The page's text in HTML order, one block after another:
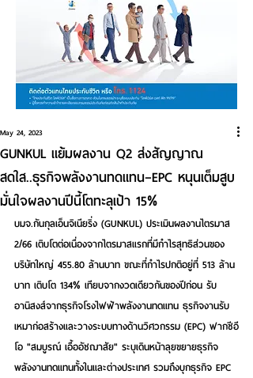
GUNKUL แย้มผลงาน Q2 ส่งสัญญาณ
สดใส..ธุรกิจพลังงานทดแทน–EPC หนุนเต็มสูบ
มั่นใจผลงานปีนี้โตทะลุเป้า 15%
May 24, 2023
บมจ.กันกุลเอ็นจิเนียริ่ง (GUNKUL) ประเมินผลงานไตรมาส
2/66 เติบโตต่อเนื่องจากไตรมาสแรกที่มีกำไรสุทธิส่วนของ
บริษัทใหญ่ 455.80 ล้านบาท ขณะที่กำไรปกติอยู่ที่ 513 ล้าน
บาท เติบโต 134% เทียบจากงวดเดียวกันของปีก่อน รับ
อานิสงส์จากธุรกิจโรงไฟฟ้าพลังงานทดแทน ธุรกิจงานรับ
เหมาก่อสร้างและวางระบบทางด้านวิศวกรรม (EPC) ฟากซีอี
โอ "สมบูรณ์ เอื้ออัชฌาสัย" ระบุเดินหน้าลุยขยายธุรกิจ
พลังงานทดแทนทั้งในและต่างประเทศ รวมถึงบุกธุรกิจ EPC